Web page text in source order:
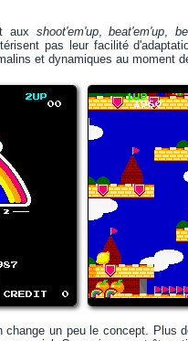
aux shoot'em'up,beat'em'up,
pas leur facilité
et dynamiques au moment
change un peu le concept. Plus